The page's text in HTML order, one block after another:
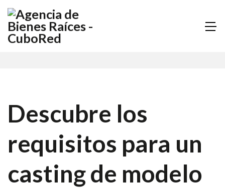
Descubre los
requisitos para un
casting de modelo